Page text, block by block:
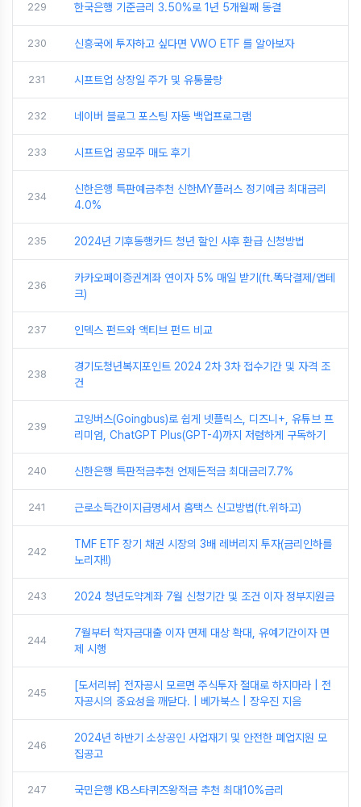
229 한국은행 기준금리 3.50%로 1년 5개월째 동결
230 신흥국에 투자하고 싶다면 VWO ETF 를 알아보자
231 시프트업 상장일 주가 및 유통물량
232 네이버 블로그 포스팅 자동 백업프로그램
233 시프트업 공모주 매도 후기
234
신한은행 특판예금추천 신한MY플러스 정기예금 최대금리
4.0%
235 2024년 기후동행카드 청년 할인 사후 환급 신청방법
236
카카오페이증권계좌 연이자 5% 매일 받기(ft.똑닥결제/앱테
크)
237 인덱스 펀드와 액티브 펀드 비교
238
경기도청년복지포인트 2024 2차 3차 접수기간 및 자격 조
건
239
고잉버스(Goingbus)로 쉽게 넷플릭스, 디즈니+, 유튜브 프
리미엄, ChatGPT Plus(GPT-4)까지 저렴하게 구독하기
240 신한은행 특판적금추천 언제든적금 최대금리7.7%
241 근로소득간이지급명세서 홈택스 신고방법(ft.위하고)
242
TMF ETF 장기 채권 시장의 3배 레버리지 투자(금리인하를
노리자!!)
243 2024 청년도약계좌 7월 신청기간 및 조건 이자 정부지원금
244
7월부터 학자금대출 이자 면제 대상 확대, 유예기간이자 면
제 시행
245
[도서리뷰] 전자공시 모르면 주식투자 절대로 하지마라 | 전
자공시의 중요성을 깨닫다. | 베가북스 | 장우진 지음
246
2024년 하반기 소상공인 사업재기 및 안전한 폐업지원 모
집공고
247 국민은행 KB스타퀴즈왕적금 추천 최대10%금리